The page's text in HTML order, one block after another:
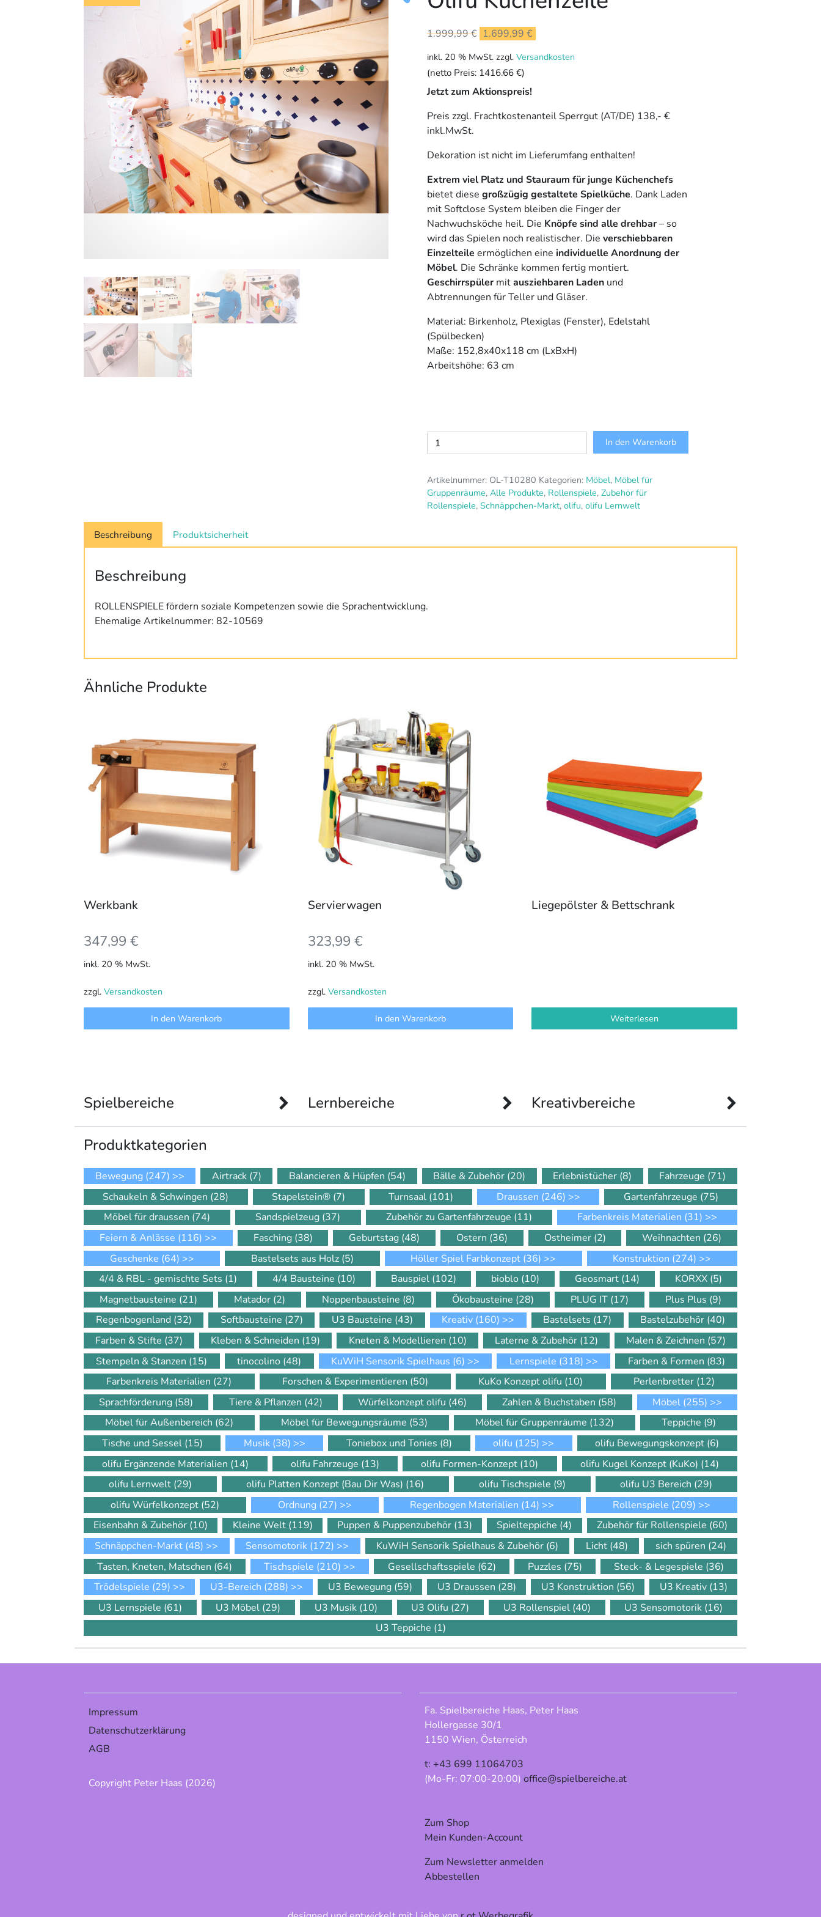
1.999,99€ Ursprünglicher
war:
1.999,99 €
1.699,99 €
ist:
inkl. 20 % MwSt. zzgl. Versandkosten
(netto Preis: 1416.66 €)
Jetzt zum Aktionspreis!
Preis zzgl. Frachtkostenanteil Sperrgut (AT/DE) 138,- €
inkl.MwSt.
Dekoration ist nicht im Lieferumfang enthalten!
Extrem viel Platz und Stauraum für junge Küchenchefs
bietet diese großzügig gestaltete Spielküche. Dank Laden
mit Softclose System bleiben die Finger der
Nachwuchsköche heil. Die Knöpfe sind alle drehbar– so
wird das Spielen noch realistischer. Die verschiebbaren
Einzelteile ermöglichen eine individuelle Anordnung der
Möbel. Die Schränke kommen fertig montiert.
Geschirrspülermitausziehbaren Ladenund
Abtrennungen für Teller und Gläser.
Material: Birkenholz, Plexiglas (Fenster), Edelstahl
(Spülbecken)
Maße: 152,8x40x118 cm (LxBxH)
Arbeitshöhe: 63 cm
Olifu
Küchenzeile
In den Warenkorb
Artikelnummer: OL-T10280 Kategorien: Möbel, Möbel für
Gruppenräume, Alle Produkte, Rollenspiele, Zubehör für
Rollenspiele, Schnäppchen-Markt, olifu, olifu Lernwelt
Beschreibung Produktsicherheit
Beschreibung
ROLLENSPIELE fördern soziale Kompetenzen sowie die Sprachentwicklung.
Ehemalige Artikelnummer: 82-10569
Ähnliche Produkte
Werkbank
347,99 €
inkl. 20 % MwSt.
zzgl. Versandkosten
In den Warenkorb
Servierwagen
323,99 €
inkl. 20 % MwSt.
zzgl. Versandkosten
In den Warenkorb
Liegepölster & Bettschrank
Weiterlesen
Spielbereiche Lernbereiche Kreativbereiche
Produkt­kategorien
Bewegung (247) >> Airtrack (7) Balancieren & Hüpfen (54) Bälle & Zubehör (20) Erlebnistücher (8) Fahrzeuge (71)
Schaukeln & Schwingen (28) Stapelstein® (7) Turnsaal (101) Draussen (246) >> Gartenfahrzeuge (75)
Möbel für draussen (74) Sandspielzeug (37) Zubehör zu Gartenfahrzeuge (11) Farbenkreis Materialien (31) >>
Feiern & Anlässe (116) >> Fasching (38) Geburtstag (48) Ostern (36) Ostheimer (2) Weihnachten (26)
Geschenke (64) >> Bastelsets aus Holz (5) Höller Spiel Farbkonzept (36) >> Konstruktion (274) >>
4/4 & RBL - gemischte Sets (1) 4/4 Bausteine (10) Bauspiel (102) bioblo (10) Geosmart (14) KORXX (5)
Magnetbausteine (21) Matador (2) Noppenbausteine (8) Ökobausteine (28) PLUG IT (17) Plus Plus (9)
Regenbogenland (32) Softbausteine (27) U3 Bausteine (43) Kreativ (160) >> Bastelsets (17) Bastelzubehör (40)
Farben & Stifte (37) Kleben & Schneiden (19) Kneten & Modellieren (10) Laterne & Zubehör (12) Malen & Zeichnen (57)
Stempeln & Stanzen (15) tinocolino (48) KuWiH Sensorik Spielhaus (6) >> Lernspiele (318) >> Farben & Formen (83)
Farbenkreis Materialien (27) Forschen & Experimentieren (50) KuKo Konzept olifu (10) Perlenbretter (12)
Sprachförderung (58) Tiere & Pflanzen (42) Würfelkonzept olifu (46) Zahlen & Buchstaben (58) Möbel (255) >>
Möbel für Außenbereich (62) Möbel für Bewegungsräume (53) Möbel für Gruppenräume (132) Teppiche (9)
Tische und Sessel (15) Musik (38) >> Toniebox und Tonies (8) olifu (125) >> olifu Bewegungskonzept (6)
olifu Ergänzende Materialien (14) olifu Fahrzeuge (13) olifu Formen-Konzept (10) olifu Kugel Konzept (KuKo) (14)
olifu Lernwelt (29) olifu Platten Konzept (Bau Dir Was) (16) olifu Tischspiele (9) olifu U3 Bereich (29)
olifu Würfelkonzept (52) Ordnung (27) >> Regenbogen Materialien (14) >> Rollenspiele (209) >>
Eisenbahn & Zubehör (10) Kleine Welt (119) Puppen & Puppenzubehör (13) Spielteppiche (4) Zubehör für Rollenspiele (60)
Schnäppchen-Markt (48) >> Sensomotorik (172) >> KuWiH Sensorik Spielhaus & Zubehör (6) Licht (48) sich spüren (24)
Tasten, Kneten, Matschen (64) Tischspiele (210) >> Gesellschaftsspiele (62) Puzzles (75) Steck- & Legespiele (36)
Trödelspiele (29) >> U3-Bereich (288) >> U3 Bewegung (59) U3 Draussen (28) U3 Konstruktion (56) U3 Kreativ (13)
U3 Lernspiele (61) U3 Möbel (29) U3 Musik (10) U3 Olifu (27) U3 Rollenspiel (40) U3 Sensomotorik (16)
U3 Teppiche (1)
Impressum
Datenschutzerklärung
AGB
Copyright Peter Haas (2026)
Fa. Spielbereiche Haas, Peter Haas
Hollergasse 30/1
1150 Wien, Österreich
t: +43 699 11064703
(Mo-Fr: 07:00-20:00) office@spielbereiche.at
Zum Shop
Mein Kunden-Account
Zum Newsletter anmelden
Abbestellen